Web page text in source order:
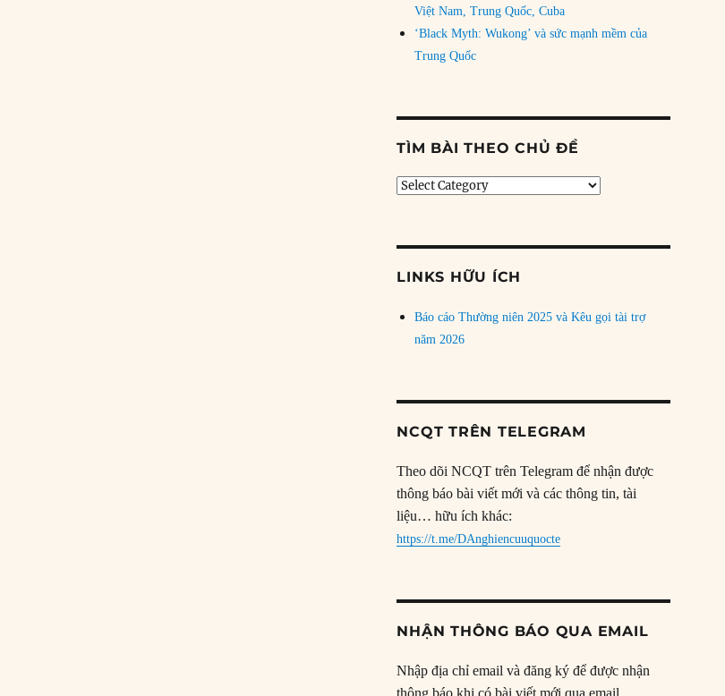
Việt Nam, Trung Quốc, Cuba
‘Black Myth: Wukong’ và sức mạnh mềm của
Trung Quốc
TÌM BÀI THEO CHỦ ĐỀ
Tìm
LINKS HỮU ÍCH
Báo cáo Thường niên 2025 và Kêu gọi tài trợ
năm 2026
NCQT TRÊN TELEGRAM
Theo dõi NCQT trên Telegram để nhận được
thông báo bài viết mới và các thông tin, tài
liệu… hữu ích khác:
https://t.me/DAnghiencuuquocte
NHẬN THÔNG BÁO QUA EMAIL
Nhập địa chỉ email và đăng ký để được nhận